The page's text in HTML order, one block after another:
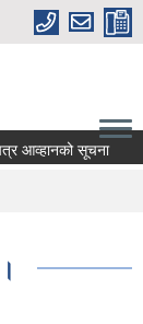
आव्हानको सूचना